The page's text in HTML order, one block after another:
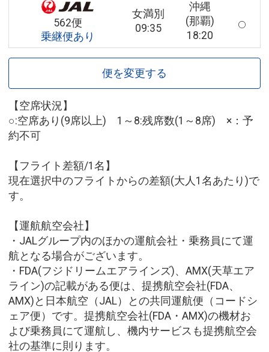
562便
乗継便あり
女満別
09:35
沖縄
(那覇)
18:20
便を変更する
【空席状況】
○:空席あり(9席以上) 1～8:残席数(1～8席) ×：予
約不可
【フライト差額/1名】
現在選択中のフライトからの差額(大人1名あたり)で
す。
【運航航空会社】
・JALグループ内のほかの運航会社・乗務員にて運
航となる場合がございます。
・FDA(フジドリームエアラインズ)、AMX(天草エア
ライン)の記載がある便は、提携航空会社(FDA、
AMX)と日本航空（JAL）との共同運航便（コードシ
ェア便）です。提携航空会社(FDA・AMX)の機材お
よび乗務員にて運航し、機内サービスも提携航空会
社の基準に則ります。